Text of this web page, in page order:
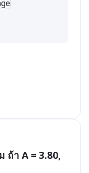
ถ้า A = 3.80,